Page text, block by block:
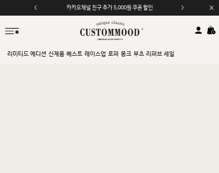
카카오채널 친구 추가 5,000원 쿠폰 할인
모바일 앱 자동 2,000원 할인
리미티드 에디션 신제품 베스트 레이스업 로퍼 몽크 부츠 리퍼브 세일